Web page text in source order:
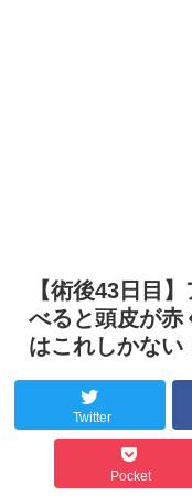
【術後43日目
べると頭皮が赤
はこれしかない
Twitter
Pocket